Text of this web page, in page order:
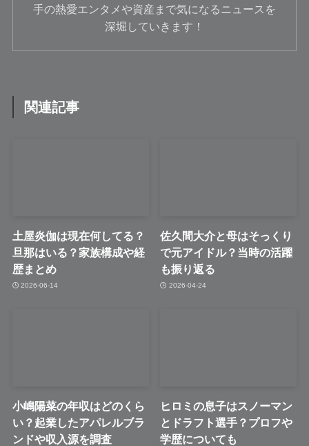
手の熱愛エンタメや資産まで気になるニュースを
深堀していきます！
関連記事
土屋炎伽は現在何してる？
旦那はいる？家族構成や経
歴まとめ
2026-06-14
佐久間大介と母はそっくり
で元アイドル？当時の活躍
も振り返る
2026-04-24
小嶋陽菜の年収はどのくら
い？起業したアパレルブラ
ンドや収入源を調査
ヒロミの息子はスノーマン
とドラフト選手？プロフや
学歴についても